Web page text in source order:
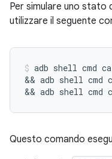
Per simulare uno stato
utilizzare il seguente
adb shell cmd
&& adb shell cmd
&& adb shell cmd
Questo comando